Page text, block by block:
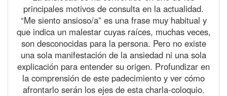
principales motivos de consulta en la actualidad.
“Me siento ansioso/a” es una frase muy habitual y
que indica un malestar cuyas raíces, muchas veces,
son desconocidas para la persona. Pero no existe
una sola manifestación de la ansiedad ni una sola
explicación para entender su origen. Profundizar en
la comprensión de este padecimiento y ver cómo
afrontarlo serán los ejes de esta charla-coloquio.